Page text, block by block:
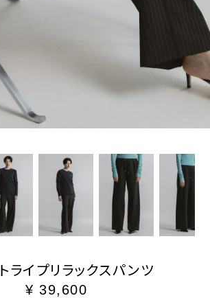
ライプリラックスパンツ
¥ 39,600